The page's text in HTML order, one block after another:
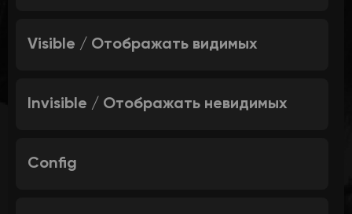
Visible / Отображать видимых
Invisible / Отображать невидимых
Config